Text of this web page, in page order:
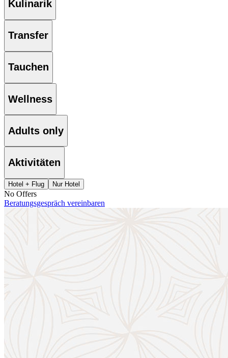
Kulinarik
Transfer
Tauchen
Wellness
Adults only
Aktivitäten
Hotel + Flug Nur Hotel
No Offers
Beratungsgespräch vereinbaren